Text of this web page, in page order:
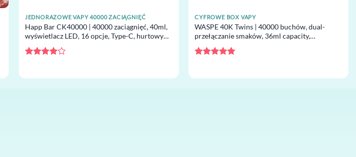
JEDNORAZOWE VAPY 40000 ZACIĄGNIĘĆ
Happ Bar CK40000 | 40000 zaciągnięć, 40ml,
wyświetlacz LED, 16 opcje, Type-C, hurtowy
jednorazowy vape
CYFROWE BOX VAPY
WASPE 40K Twins | 40000 buchów, dual-
przełączanie smaków, 36ml capacity,
podwójny mesh, jednorazowy vape hurt